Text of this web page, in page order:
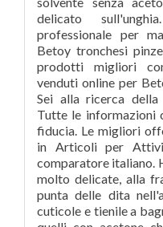
delicato
professionale per
Betoy tronchesi
prodotti migliori
venduti online per
Sei alla ricerca della
Tutte le informazioni
fiducia. Le migliori
in Articoli per
comparatore italiano.
molto delicate, alla
punta delle dita
cuticole e tienile a